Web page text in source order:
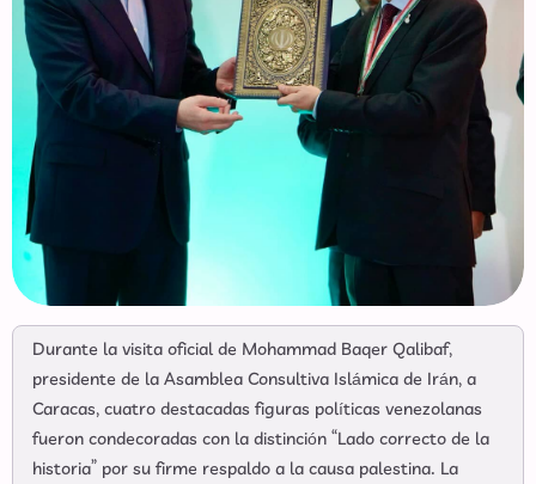
Durante la visita oficial de Mohammad Baqer Qalibaf,
presidente de la Asamblea Consultiva Islámica de Irán, a
Caracas, cuatro destacadas figuras políticas venezolanas
fueron condecoradas con la distinción “Lado correcto de la
historia” por su firme respaldo a la causa palestina. La